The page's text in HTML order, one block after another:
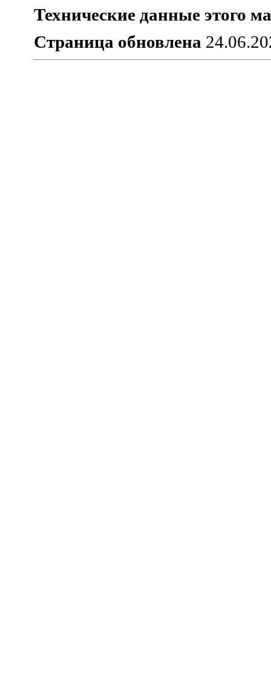
Технические данные этого
Страница обновлена